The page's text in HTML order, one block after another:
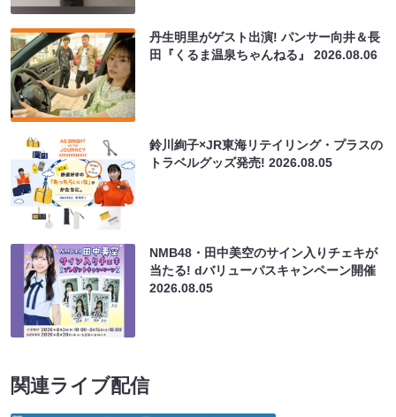
丹生明里がゲスト出演! パンサー向井＆長
田『くるま温泉ちゃんねる』2026.08.06
鈴川絢子×JR東海リテイリング・プラスの
トラベルグッズ発売!2026.08.05
NMB48・田中美空のサイン入りチェキが
当たる! dバリューパスキャンペーン開催
2026.08.05
関連ライブ配信